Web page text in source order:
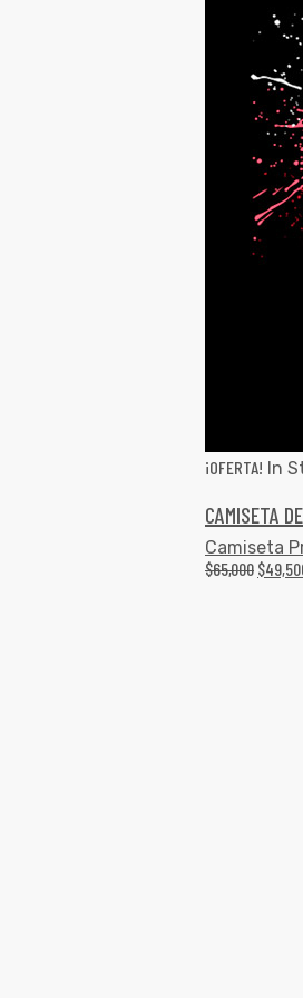
¡OFERTA! In
CAMISETA
Camiseta
$65,000 $